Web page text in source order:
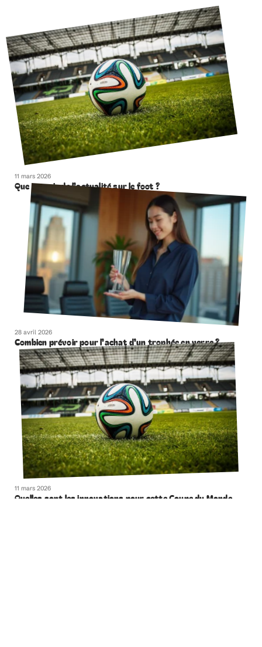
11 mars 2026
Que retenir de l’actualité sur le foot ?
28 avril 2026
Combien prévoir pour l’achat d’un trophée en verre ?
11 mars 2026
Quelles sont les innovations pour cette Coupe du Monde